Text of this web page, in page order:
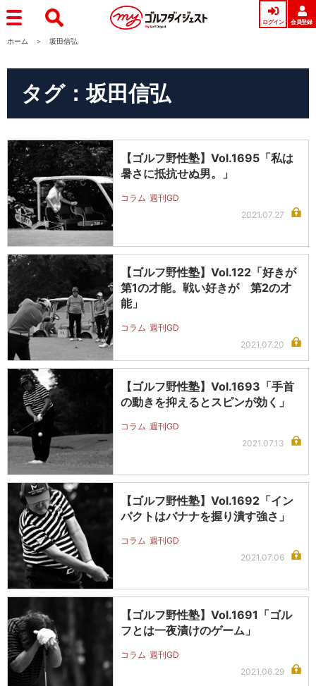
ログイン 会員登録
ホーム 坂田信弘
タグ：坂田信弘
【ゴルフ野性塾】Vol.1695「私は
暑さに抵抗せぬ男。」
コラム 週刊GD
2021.07.27
【ゴルフ野性塾】Vol.122「好きが
第1の才能。戦い好きが 第2の才
能」
コラム 週刊GD
2021.07.20
【ゴルフ野性塾】Vol.1693「手首
の動きを抑えるとスピンが効く」
コラム 週刊GD
2021.07.13
【ゴルフ野性塾】Vol.1692「イン
パクトはバナナを握り潰す強さ」
コラム 週刊GD
2021.07.06
【ゴルフ野性塾】Vol.1691「ゴル
フとは一夜漬けのゲーム」
コラム 週刊GD
2021.06.29